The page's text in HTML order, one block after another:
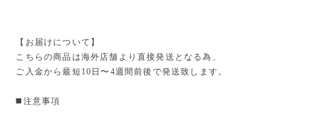
【お届けについて】
こちらの商品は海外店舗より直接発送となる為、
ご入金から最短10日〜4週間前後で発送致します。
◼️注意事項